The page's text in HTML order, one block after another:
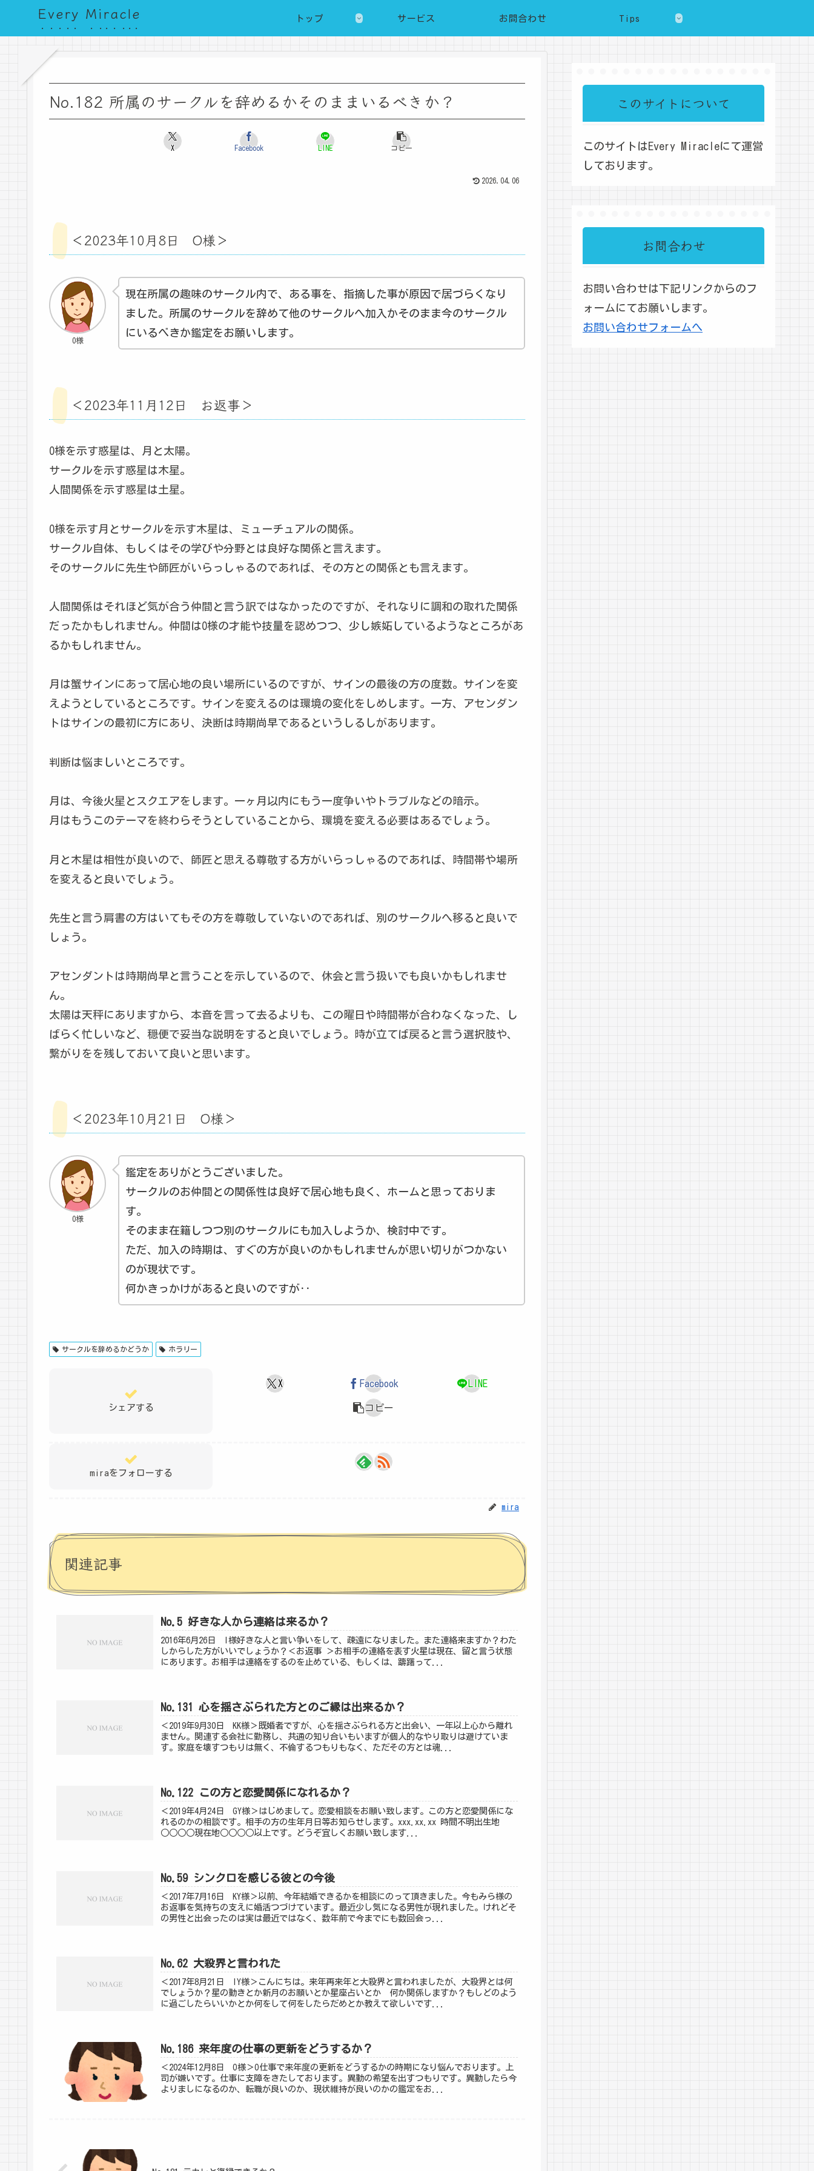
Every Miracle トップ サービス お問合わせ Tips
No.182 所属のサークルを辞めるかそのままいるべきか？
X Facebook LINE コピー
2026.04.06
＜2023年10月8日 O様＞
O様
現在所属の趣味のサークル内で、ある事を、指摘した事が原因で居づらくなり
ました。所属のサークルを辞めて他のサークルへ加入かそのまま今のサークル
にいるべきか鑑定をお願いします。
＜2023年11月12日 お返事＞
O様を示す惑星は、月と太陽。
サークルを示す惑星は木星。
人間関係を示す惑星は土星。
O様を示す月とサークルを示す木星は、ミューチュアルの関係。
サークル自体、もしくはその学びや分野とは良好な関係と言えます。
そのサークルに先生や師匠がいらっしゃるのであれば、その方との関係とも言えます。
人間関係はそれほど気が合う仲間と言う訳ではなかったのですが、それなりに調和の取れた関係
だったかもしれません。仲間はO様の才能や技量を認めつつ、少し嫉妬しているようなところがあ
るかもしれません。
月は蟹サインにあって居心地の良い場所にいるのですが、サインの最後の方の度数。サインを変
えようとしているところです。サインを変えるのは環境の変化をしめします。一方、アセンダン
トはサインの最初に方にあり、決断は時期尚早であるというしるしがあります。
判断は悩ましいところです。
月は、今後火星とスクエアをします。一ヶ月以内にもう一度争いやトラブルなどの暗示。
月はもうこのテーマを終わらそうとしていることから、環境を変える必要はあるでしょう。
月と木星は相性が良いので、師匠と思える尊敬する方がいらっしゃるのであれば、時間帯や場所
を変えると良いでしょう。
先生と言う肩書の方はいてもその方を尊敬していないのであれば、別のサークルへ移ると良いで
しょう。
アセンダントは時期尚早と言うことを示しているので、休会と言う扱いでも良いかもしれませ
ん。
太陽は天秤にありますから、本音を言って去るよりも、この曜日や時間帯が合わなくなった、し
ばらく忙しいなど、穏便で妥当な説明をすると良いでしょう。時が立てば戻ると言う選択肢や、
繋がりをを残しておいて良いと思います。
＜2023年10月21日 O様＞
O様
鑑定をありがとうございました。
サークルのお仲間との関係性は良好で居心地も良く、ホームと思っておりま
す。
そのまま在籍しつつ別のサークルにも加入しようか、検討中です。
ただ、加入の時期は、すぐの方が良いのかもしれませんが思い切りがつかない
のが現状です。
何かきっかけがあると良いのですが‥
サークルを辞めるかどうか ホラリー
シェアする
X Facebook LINE
コピー
miraをフォローする
mira
関連記事
No.5 好きな人から連絡は来るか？
2016年6月26日 I様好きな人と言い争いをして、疎遠になりました。また連絡来ますか？わた
しからした方がいいでしょうか？＜お返事 ＞お相手の連絡を表す火星は現在、留と言う状態
にあります。お相手は連絡をするのを止めている、もしくは、躊躇って...
No.131 心を揺さぶられた方とのご縁は出来るか？
＜2019年9月30日 KK様＞既婚者ですが、心を揺さぶられる方と出会い、一年以上心から離れ
ません。関連する会社に勤務し、共通の知り合いもいますが個人的なやり取りは避けていま
す。家庭を壊すつもりは無く、不倫するつもりもなく、ただその方とは魂...
No.122 この方と恋愛関係になれるか？
＜2019年4月24日 GY様＞はじめまして。恋愛相談をお願い致します。この方と恋愛関係にな
れるのかの相談です。相手の方の生年月日等お知らせします。xxx.xx.xx 時間不明出生地
○○○○現在地○○○○以上です。どうぞ宜しくお願い致します...
No.59 シンクロを感じる彼との今後
＜2017年7月16日 KY様＞以前、今年結婚できるかを相談にのって頂きました。今もみら様の
お返事を気持ちの支えに婚活つづけています。最近少し気になる男性が現れました。けれどそ
の男性と出会ったのは実は最近ではなく、数年前で今までにも数回会っ...
No.62 大殺界と言われた
＜2017年8月21日 IY様＞こんにちは。来年再来年と大殺界と言われましたが、大殺界とは何
でしょうか？星の動きとか新月のお願いとか星座占いとか 何か関係しますか？もしどのよう
に過ごしたらいいかとか何をして何をしたらだめとか教えて欲しいです...
No.186 来年度の仕事の更新をどうするか？
＜2024年12月8日 O様＞O仕事で来年度の更新をどうするかの時期になり悩んでおります。上
司が嫌いです。仕事に支障をきたしております。異動の希望を出すつもりです。異動したら今
よりましになるのか、転職が良いのか、現状維持が良いのかの鑑定をお...
このサイトについて
このサイトはEvery Miracleにて運営
しております。
お問合わせ
お問い合わせは下記リンクからのフ
ォームにてお願いします。
お問い合わせフォームへ